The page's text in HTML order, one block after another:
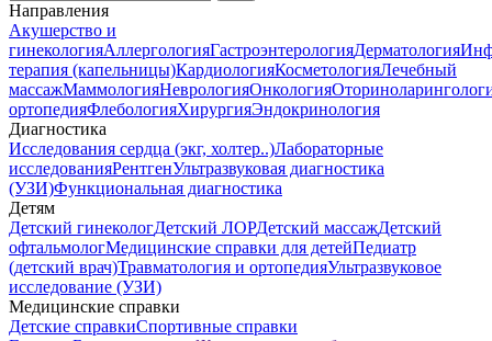
Направления
Акушерство и
гинекологияАллергологияГастроэнтерологияДерматология
терапия (капельницы)КардиологияКосметологияЛечебный
массажМаммологияНеврологияОнкология
ортопедияФлебологияХирургияЭндокринология
Диагностика
Исследования сердца (экг, холтер..)Лабораторные
исследованияРентгенУльтразвуковая диагностика
(УЗИ)Функциональная диагностика
Детям
Детский гинекологДетский ЛОРДетский массажДетский
офтальмологМедицинские справки для детейПедиатр
(детский врач)Травматология и ортопедияУльтразвуковое
исследование (УЗИ)
Медицинские справки
Детские справкиСпортивные справки